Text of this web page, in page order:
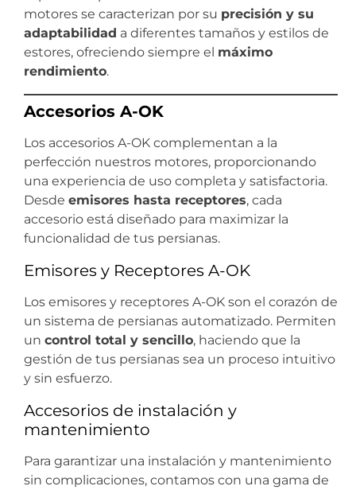
motores se caracterizan por su precisión y su
adaptabilidad a diferentes tamaños y estilos de
estores, ofreciendo siempre el máximo
rendimiento.
Accesorios A-OK
Los accesorios A-OK complementan a la
perfección nuestros motores, proporcionando
una experiencia de uso completa y satisfactoria.
Desde emisores hasta receptores, cada
accesorio está diseñado para maximizar la
funcionalidad de tus persianas.
Emisores y Receptores A-OK
Los emisores y receptores A-OK son el corazón de
un sistema de persianas automatizado. Permiten
un control total y sencillo, haciendo que la
gestión de tus persianas sea un proceso intuitivo
y sin esfuerzo.
Accesorios de instalación y
mantenimiento
Para garantizar una instalación y mantenimiento
sin complicaciones, contamos con una gama de